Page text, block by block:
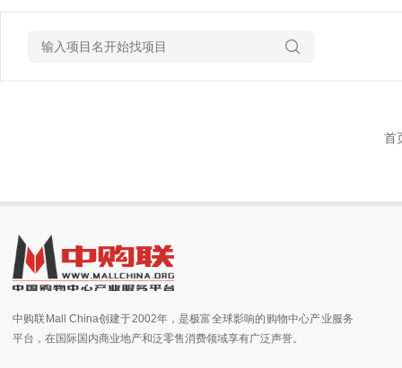
首
中购联Mall China创建于2002年，是极富全球影响的购物中心产业服务
平台，在国际国内商业地产和泛零售消费领域享有广泛声誉。